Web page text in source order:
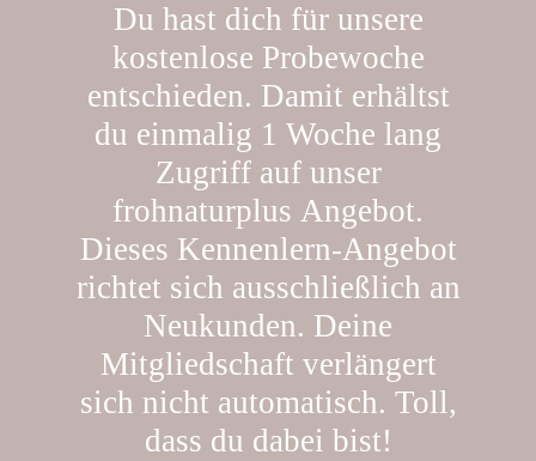
Du hast dich für unsere
kostenlose Probewoche
entschieden. Damit erhältst
du einmalig 1 Woche lang
Zugriff auf unser
frohnaturplus Angebot.
Dieses Kennenlern-Angebot
richtet sich ausschließlich an
Neukunden. Deine
Mitgliedschaft verlängert
sich nicht automatisch. Toll,
dass du dabei bist!